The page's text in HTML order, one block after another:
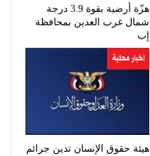
هزّة أرضية بقوة 3.9 درجة
شمال غرب العدين بمحافظة
إب
اخبار محلية
هيئة حقوق الإنسان تدين جرائم